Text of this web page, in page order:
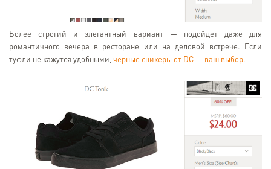
Более строгий и элегантный вариант — подойдет даже для
романтичного вечера в ресторане или на деловой встрече. Если
туфли не кажутся удобными, черные сникеры от DC — ваш выбор.